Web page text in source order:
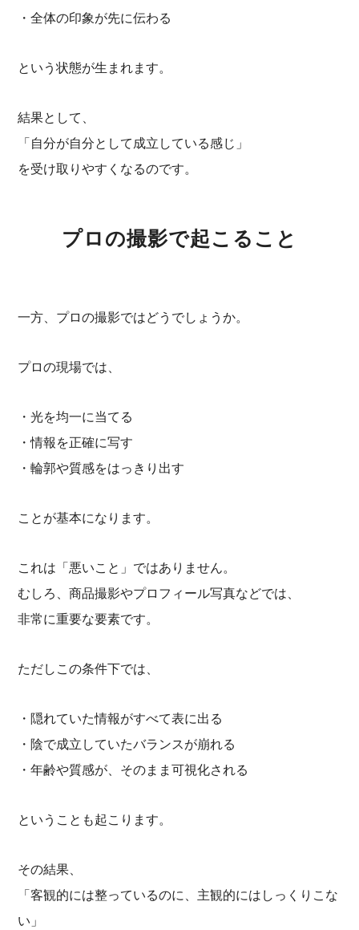
・全体の印象が先に伝わる
という状態が生まれます。
結果として、
「自分が自分として成立している感じ」
を受け取りやすくなるのです。
プロの撮影で起こること
一方、プロの撮影ではどうでしょうか。
プロの現場では、
・光を均一に当てる
・情報を正確に写す
・輪郭や質感をはっきり出す
ことが基本になります。
これは「悪いこと」ではありません。
むしろ、商品撮影やプロフィール写真などでは、
非常に重要な要素です。
ただしこの条件下では、
・隠れていた情報がすべて表に出る
・陰で成立していたバランスが崩れる
・年齢や質感が、そのまま可視化される
ということも起こります。
その結果、
「客観的には整っているのに、主観的にはしっくりこな
い」